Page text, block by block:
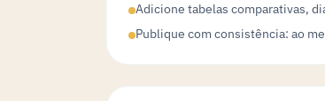
Adicione tabelas comparativas,
Publique com consistência: ao